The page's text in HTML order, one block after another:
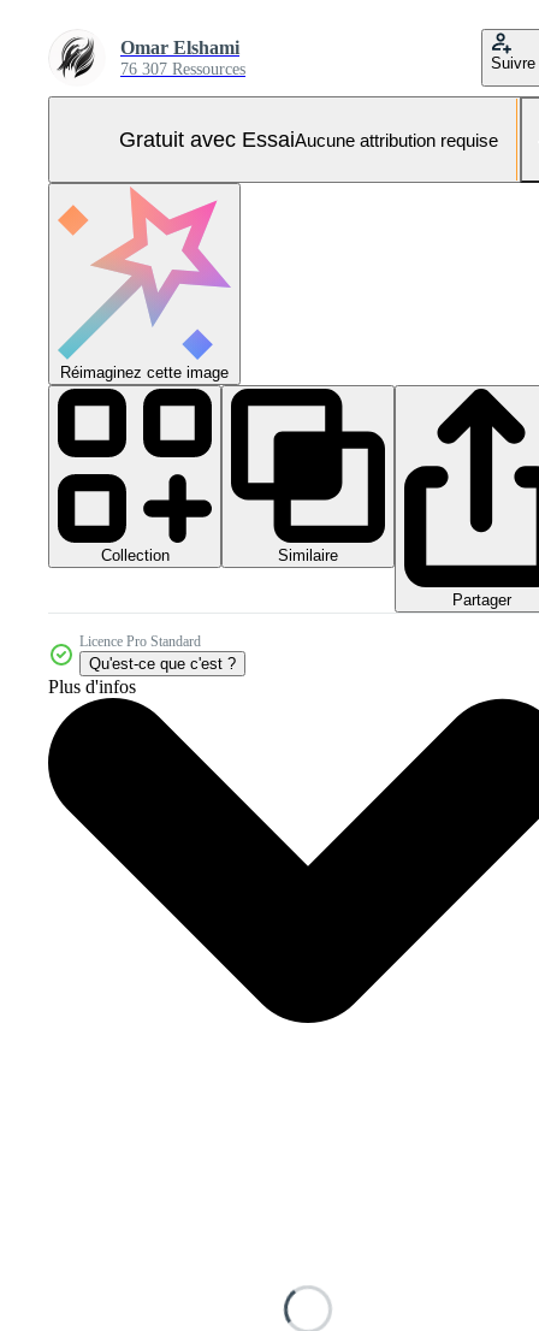
Omar Elshami
76 307 Ressources Suivre
Gratuit avec EssaiAucune attribution requise
Réimaginez cette image
Collection Similaire
Partager
Licence Pro Standard
Qu'est-ce que c'est ?
Plus d'infos